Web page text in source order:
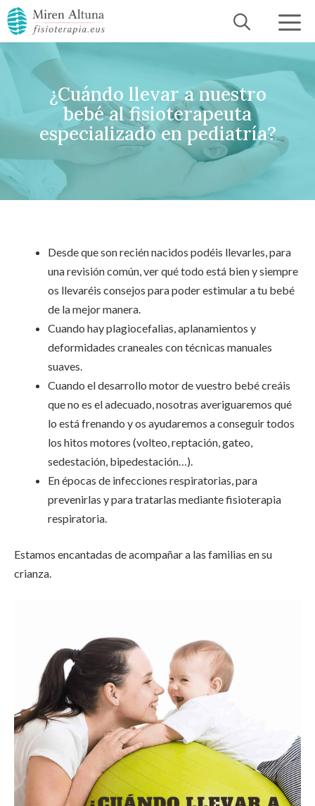
Saltar
al
contenido
¿Cuándo llevar a nuestro
bebé al fisioterapeuta
especializado en pediatría?
Desde que son recién nacidos podéis llevarles, para
una revisión común, ver qué todo está bien y siempre
os llevaréis consejos para poder estimular a tu bebé
de la mejor manera.
Cuando hay plagiocefalias, aplanamientos y
deformidades craneales con técnicas manuales
suaves.
Cuando el desarrollo motor de vuestro bebé creáis
que no es el adecuado, nosotras averiguaremos qué
lo está frenando y os ayudaremos a conseguir todos
los hitos motores (volteo, reptación, gateo,
sedestación, bipedestación…).
En épocas de infecciones respiratorias, para
prevenirlas y para tratarlas mediante fisioterapia
respiratoria.
Estamos encantadas de acompañar a las familias en su
crianza.